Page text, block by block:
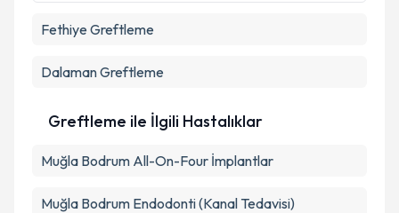
Fethiye Greftleme
DalamanGreftleme
Greftleme ile İlgili Hastalıklar
Muğla Bodrum All-On-Four İmplantlar
Muğla Bodrum Endodonti (Kanal Tedavisi)